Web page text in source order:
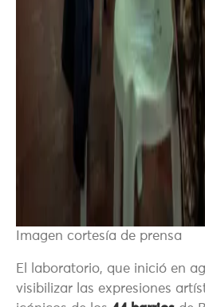
Imagen cortesía de prensa
El laboratorio, que inició en
visibilizar las expresiones